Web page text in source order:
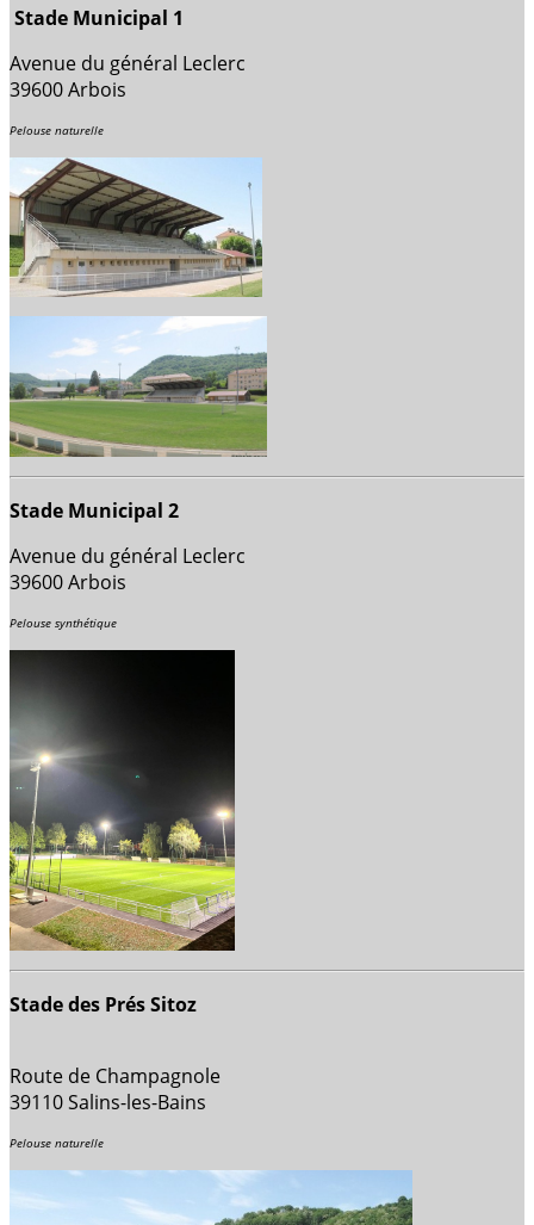
Stade Municipal 1
Avenue du général Leclerc
39600 Arbois
Pelouse naturelle
Stade Municipal 2
Avenue du général Leclerc
39600 Arbois
Pelouse synthétique
Stade des Prés Sitoz
Route de Champagnole
39110 Salins-les-Bains
Pelouse naturelle